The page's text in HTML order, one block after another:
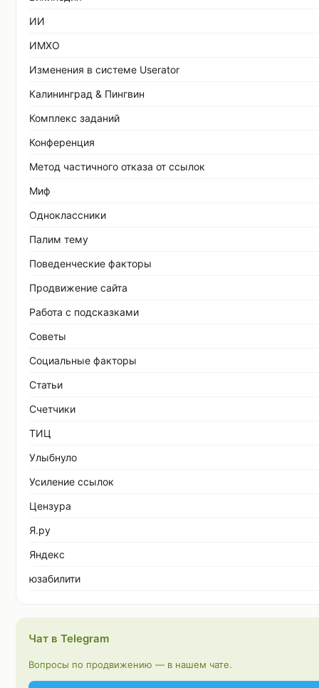
ИИ
ИМХО
Изменения в системе Userator
Калининград & Пингвин
Комплекс заданий
Конференция
Метод частичного отказа от ссылок
Миф
Одноклассники
Палим тему
Поведенческие факторы
Продвижение сайта
Работа с подсказками
Советы
Социальные факторы
Статьи
Счетчики
ТИЦ
Улыбнуло
Усиление ссылок
Цензура
Я.ру
Яндекс
юзабилити
Чат в Telegram
Вопросы по продвижению — в нашем чате.